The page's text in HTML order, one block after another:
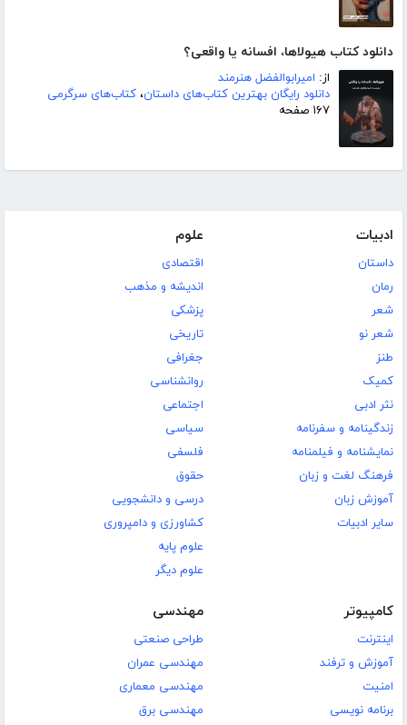
دانلود کتاب هیولاها، افسانه یا واقعی؟
از: امیرابوالفضل هنرمند
دانلود رایگان بهترین کتاب‌های داستان، کتاب‌های سرگرمی
۱۶۷ صفحه
ادبیات
داستان
رمان
شعر
شعر نو
طنز
کمیک
نثر ادبی
زندگینامه و سفرنامه
نمایشنامه و فیلمنامه
فرهنگ لغت و زبان
آموزش زبان
سایر ادبیات
علوم
اقتصادی
اندیشه و مذهب
پزشکی
تاریخی
جغرافی
روانشناسی
اجتماعی
سیاسی
فلسفی
حقوق
درسی و دانشجویی
کشاورزی و دامپروری
علوم پایه
علوم دیگر
کامپیوتر
اینترنت
آموزش و ترفند
امنیت
برنامه نویسی
مهندسی
طراحی صنعتی
مهندسی عمران
مهندسی معماری
مهندسی برق